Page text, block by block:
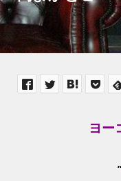
ヨー
”